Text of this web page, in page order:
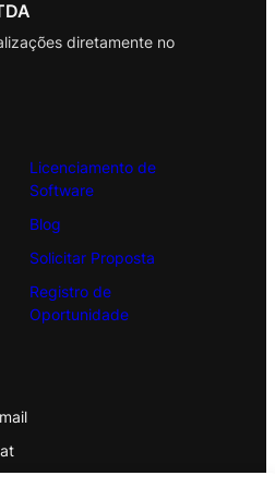
diretamente no
Licenciamento de
Software
Blog
Solicitar Proposta
Registro de
Oportunidade